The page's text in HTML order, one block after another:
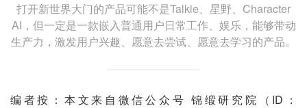
打开新世界大门的产品可能不是Talkie、星野、Character
AI，但一定是一款嵌入普通用户日常工作、娱乐，能够带动
生产力，激发用户兴趣、愿意去尝试、愿意去学习的产品。
编者按：本文来自微信公众号 锦缎研究院（ID：